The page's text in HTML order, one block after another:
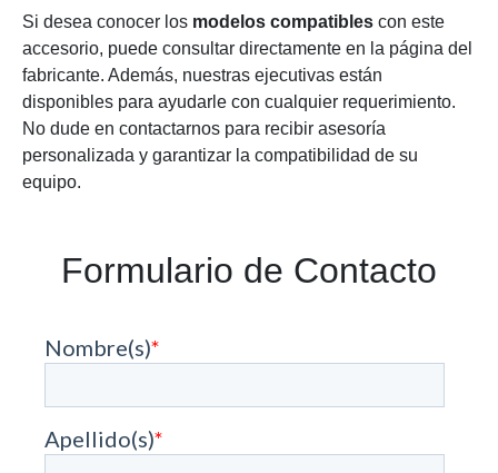
Si desea conocer los modelos compatibles con este
accesorio, puede consultar directamente en la página del
fabricante. Además, nuestras ejecutivas están
disponibles para ayudarle con cualquier requerimiento.
No dude en contactarnos para recibir asesoría
personalizada y garantizar la compatibilidad de su
equipo.
Formulario de Contacto